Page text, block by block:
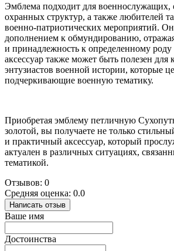
Эмблема подходит для военнослужащих,
охранных структур, а также любителей
военно-патриотических мероприятий.
дополнением к обмундированию,
и принадлежность к определенному
аксессуар также может быть полезен для
энтузиастов военной истории, которые
подчеркивающие военную тематику.
Приобретая эмблему петличную
золотой, вы получаете не только
и практичный аксессуар, который
актуален в различных ситуациях,
тематикой.
Отзывов: 0
Средняя оценка: 0.0
Написать отзыв
Ваше имя
Достоинства